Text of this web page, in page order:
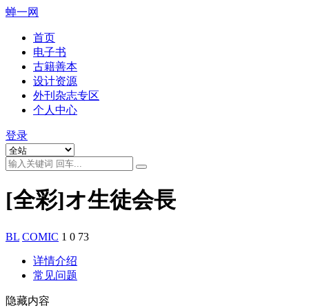
蝉一网
首页
电子书
古籍善本
设计资源
外刊杂志专区
个人中心
登录
[全彩]オ生徒会長
BL COMIC 1 0 73
详情介绍
常见问题
隐藏内容